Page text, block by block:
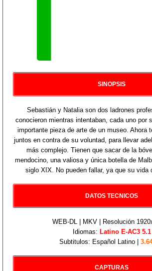
SINOPSIS
Sebastián y Natalia son dos ladrones
conocieron mientras intentaban, cada uno por
importante pieza de arte de un museo. Ahora
juntos en contra de su voluntad, para llevar
más complejo. Tienen que sacar de la
mendocino, una valiosa y única botella de
siglo XIX. No pueden fallar, ya que su vida
DATOS TECNICOS
WEB-DL | MKV | Resolución
Idiomas: Latino E-AC3 5.1
Subtitulos: Español Latino |
CAPTURAS